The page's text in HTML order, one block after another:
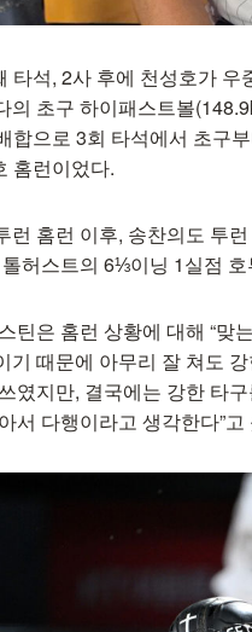
타석, 2사 후에 천성호가
의 초구 하이패스트볼
합으로 3회 타석에서 초구
홈런이었다.
런 홈런 이후, 송찬의도 투
허스트의 6⅓이닝 1실점
틴은 홈런 상황에 대해 “맞
기 때문에 아무리 잘 쳐도
였지만, 결국에는 강한 타
서 다행이라고 생각한다”